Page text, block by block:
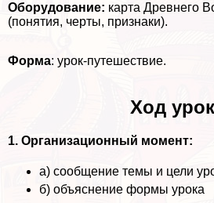
Оборудование: карта Древнего
(понятия, черты, признаки).
Форма: урок-путешествие.
Ход
1. Организационный момент:
а) сообщение темы и цели
б) объяснение формы урока